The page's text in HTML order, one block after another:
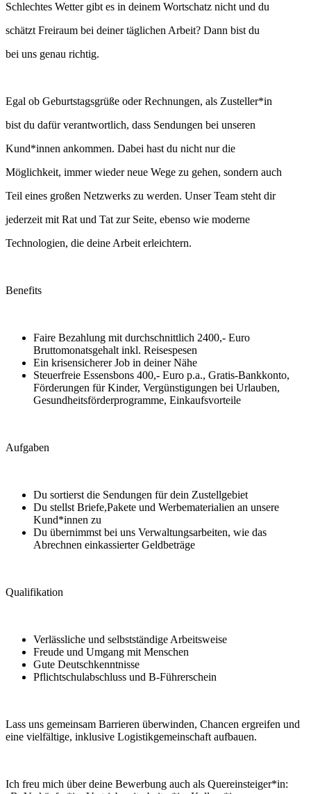
Schlechtes Wetter gibt es in deinem Wortschatz nicht und du
schätzt Freiraum bei deiner täglichen Arbeit? Dann bist du
bei uns genau richtig.
Egal ob Geburtstagsgrüße oder Rechnungen, als Zusteller*in
bist du dafür verantwortlich, dass Sendungen bei unseren
Kund*innen ankommen. Dabei hast du nicht nur die
Möglichkeit, immer wieder neue Wege zu gehen, sondern auch
Teil eines großen Netzwerks zu werden. Unser Team steht dir
jederzeit mit Rat und Tat zur Seite, ebenso wie moderne
Technologien, die deine Arbeit erleichtern.
Benefits
Faire Bezahlung mit durchschnittlich 2400,- Euro
Bruttomonatsgehalt inkl. Reisespesen
Ein krisensicherer Job in deiner Nähe
Steuerfreie Essensbons 400,- Euro p.a., Gratis-Bankkonto,
Förderungen für Kinder, Vergünstigungen bei Urlauben,
Gesundheitsförderprogramme, Einkaufsvorteile
Aufgaben
Du sortierst die Sendungen für dein Zustellgebiet
Du stellst Briefe,Pakete und Werbematerialien an unsere
Kund*innen zu
Du übernimmst bei uns Verwaltungsarbeiten, wie das
Abrechnen einkassierter Geldbeträge
Qualifikation
Verlässliche und selbstständige Arbeitsweise
Freude und Umgang mit Menschen
Gute Deutschkenntnisse
Pflichtschulabschluss und B-Führerschein
Lass uns gemeinsam Barrieren überwinden, Chancen ergreifen und
eine vielfältige, inklusive Logistikgemeinschaft aufbauen.
Ich freu mich über deine Bewerbung auch als Quereinsteiger*in: